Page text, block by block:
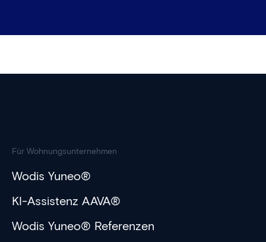
Für Wohnungsunternehmen
Wodis Yuneo®
KI-Assistenz AAVA®
Wodis Yuneo® Referenzen